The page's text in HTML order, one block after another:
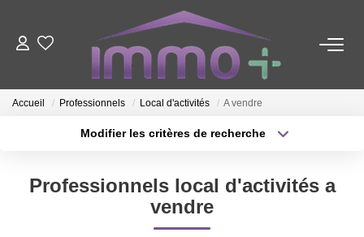
ACHETER
LOUER
FAIRE GÉRER
ESTIMER
Accueil Professionnels Local d'activités A vendre
Modifier les critères de recherche
Type de bien
Surface min
Professionnels local d'activités a
vendre